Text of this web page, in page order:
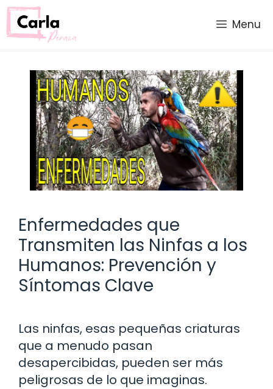
Saltar
al
contenido
Menu
Enfermedades que
Transmiten las Ninfas a los
Humanos: Prevención y
Síntomas Clave
Las ninfas, esas pequeñas criaturas
que a menudo pasan
desapercibidas, pueden ser más
peligrosas de lo que imaginas.